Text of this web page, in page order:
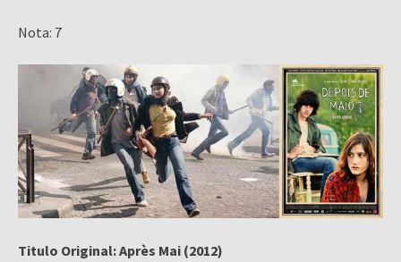
Nota: 7
Titulo Original: Après Mai (2012)